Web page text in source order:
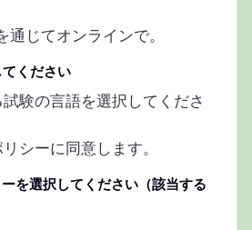
通じてオンラインで。
ください
験の言語を選択してくださ
シーに同意します。
を選択してください（該当する